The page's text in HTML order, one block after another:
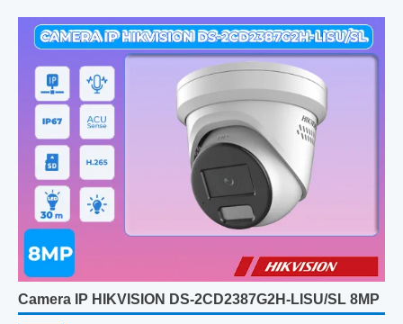
Camera IP HIKVISION DS-2CD2387G2H-LISU/SL 8MP